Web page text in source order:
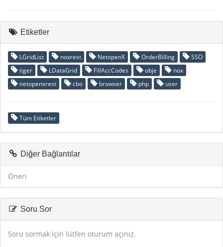
Etiketler
LGridList noxrest NetopenX OrderBilling
SSO
tiger
LDataGrid FillAccCodes obje
nox
netopenxrest
cbo browser php user
Tüm Etiketler
Diğer Bağlantılar
Öneri
Soru Sor
Soru sormak için lütfen oturum açınız.